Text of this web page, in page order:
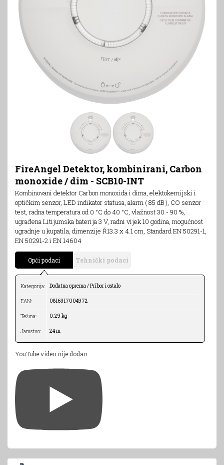
FireAngel Detektor, kombinirani, Carbon
monoxide / dim - SCB10-INT
Kombinovani detektor Carbon monoxida i dima, elektokemijski i
optičkim senzor, LED indikator statusa, alarm ( 85 dB ), CO senzor
test, radna temperatura od 0 °C do 40 °C, vlažnost 30 - 90 %,
ugrađena Litijumska baterija 3 V, radni vijek 10 godina, mogućnost
ugradnje u kupatila, dimenzije Ř13.3 x 4.1 cm, Standard EN 50291-1,
EN 50291-2 i EN 14604
Opći podaci Tehnički podaci
Kategorija: Dodatna oprema / Pribor i ostalo
EAN: 0816317004972
Težina: 0.29 kg
Jamstvo: 24 m
YouTube video nije dodan